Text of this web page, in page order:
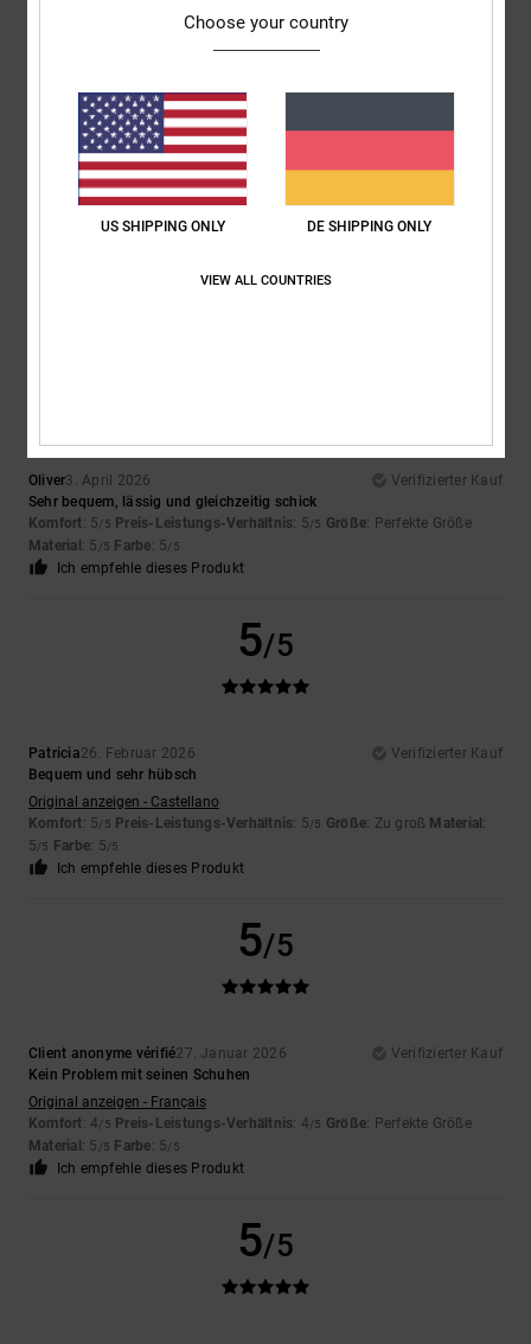
5
4. April 2026
Weil sie einfach super sind und der Preis echt top ist
Original anzeigen - Castellano
Oliver3. April 2026
Verifizierter Kauf
Sehr bequem, lässig und gleichzeitig schick
Komfort: 5/5 Preis-Leistungs-Verhältnis: 5/5 Größe: Perfekte Größe
Material : 5 /5 Farbe: 5/5
Ich empfehle dieses Produkt
5/5
Patricia26. Februar 2026
Verifizierter Kauf
Bequem und sehr hübsch
Original anzeigen - Castellano
Komfort: 5/5 Preis-Leistungs-Verhältnis: 5/5 Größe: Zu groß Material :
5/5 Farbe: 5/5
Ich empfehle dieses Produkt
5/5
Client anonyme vérifié27. Januar 2026
Verifizierter Kauf
Kein Problem mit seinen Schuhen
Original anzeigen - Français
Komfort: 4/5 Preis-Leistungs-Verhältnis: 4/5 Größe: Perfekte Größe
Material : 5 /5 Farbe: 5/5
Ich empfehle dieses Produkt
5/5
Choose your country
US SHIPPING ONLY DE SHIPPING ONLY
VIEW ALL COUNTRIES